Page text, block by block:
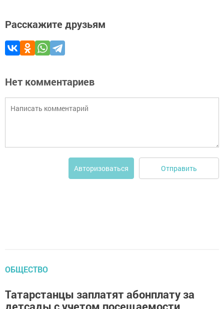
Расскажите друзьям
Нет комментариев
Авторизоваться Отправить
ОБЩЕСТВО
Татарстанцы заплатят абонплату за